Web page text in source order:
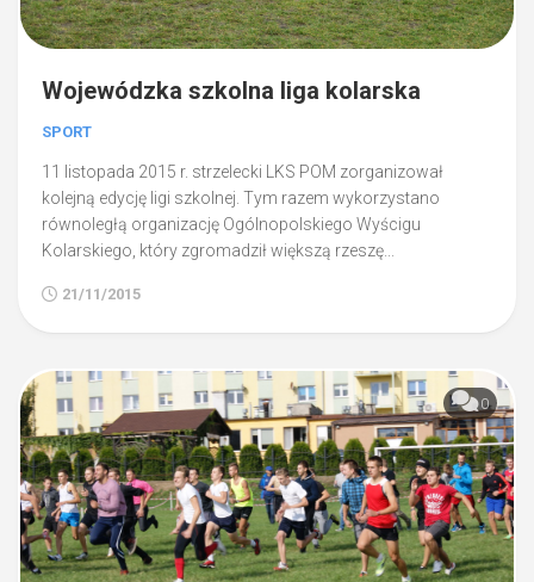
Wojewódzka szkolna liga kolarska
SPORT
11 listopada 2015 r. strzelecki LKS POM zorganizował
kolejną edycję ligi szkolnej. Tym razem wykorzystano
równoległą organizację Ogólnopolskiego Wyścigu
Kolarskiego, który zgromadził większą rzeszę...
21/11/2015
0